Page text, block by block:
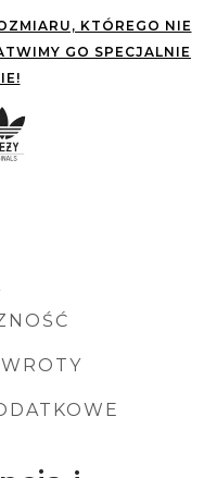
KTÓREGO NIE
GO SPECJALNIE